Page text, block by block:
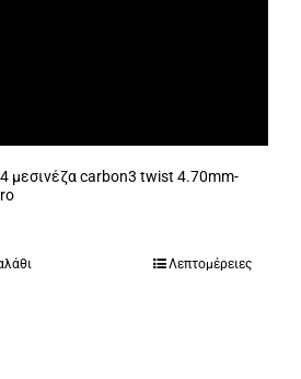
μεσινέζα carbon3 twist 4.70mm-
Λεπτομέρειες